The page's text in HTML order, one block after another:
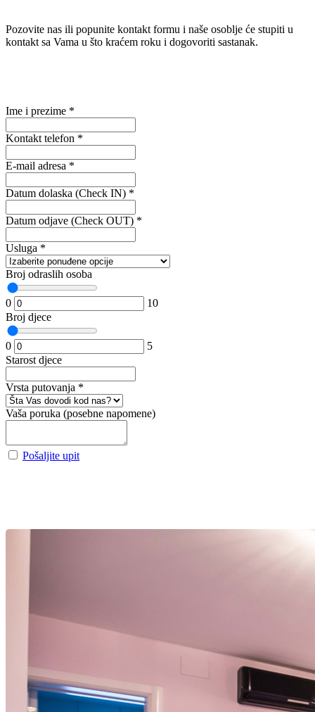
Pozovite nas ili popunite kontakt formu i naše osoblje će stupiti u
kontakt sa Vama u što kraćem roku i dogovoriti sastanak.
Ime i prezime *
Kontakt telefon *
E-mail adresa *
Datum dolaska (Check IN) *
Datum odjave (Check OUT) *
Usluga *
Broj odraslih osoba
0
10
Broj djece
0
5
Starost djece
Vrsta putovanja *
Vaša poruka (posebne napomene)
Pošaljite upit